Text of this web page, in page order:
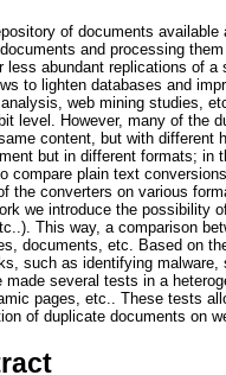
of documents
and processing
less abundant replications of
to lighten databases and
web mining studies,
level. However, many of the
content, but with
but in different formats; in
compare plain text
the converters on various
we introduce the possibility
This way, a comparison
documents, etc. Based on
such as identifying
made several tests in a
pages, etc.. These tests
of duplicate documents on